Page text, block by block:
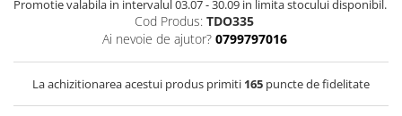
Pictura, modelaj si accesorii
Tarcuri si corturi
Promotie valabila in intervalul 03.07 - 30.09 in limita stocului disponibil.
Cod Produs: TDO335
Ai nevoie de ajutor? 0799797016
La achizitionarea acestui produs primiti 165 puncte de fidelitate